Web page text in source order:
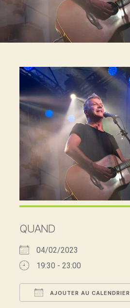
QUAND
04/02/2023
19:30 - 23:00
AJOUTER AU CALENDRIER